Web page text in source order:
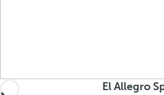
El Allegro